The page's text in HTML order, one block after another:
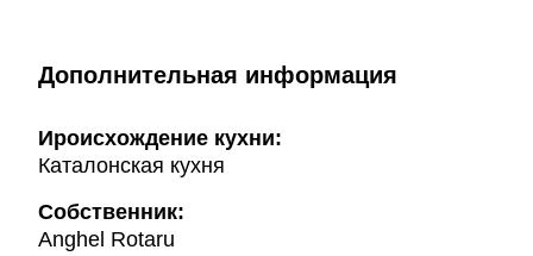
Дополнительная информация
Ироисхождение кухни:
Каталонская кухня
Собственник:
Anghel Rotaru